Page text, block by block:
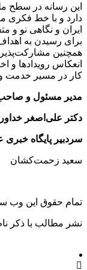
این رسانه در سطح
دارد و با خط فکری
ایران و نگاهی نو و
برای رسیدن به
همچنین
انعکاس رویدادها و
کار در مسیر خدمت
مدیر مسئول و صاحب
دکتر علی‌اصغر
سردبیر پایگاه خبری
سعید زحمت‌کشان
تمام حقوق این وب
نشر مطالب با ذکر